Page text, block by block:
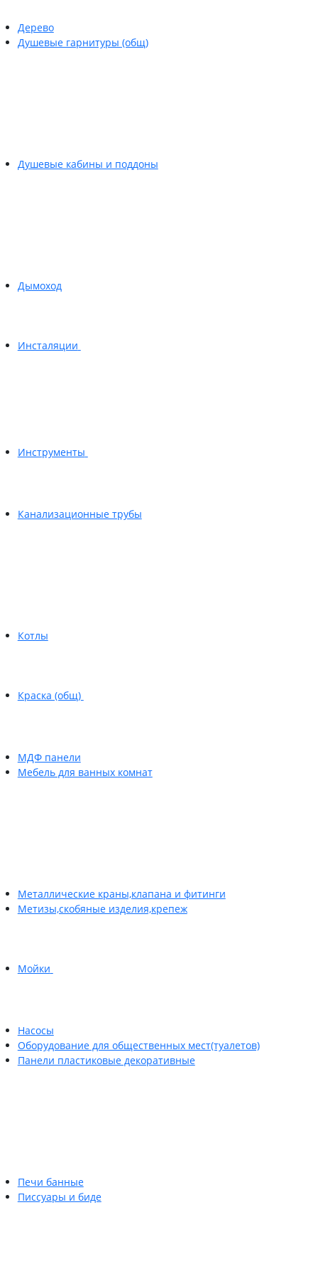
Дерево
Душевые гарнитуры (общ)
Душевые кабины и поддоны
Дымоход
Инсталяции
Инструменты
Канализационные трубы
Котлы
Краска (общ)
МДФ панели
Мебель для ванных комнат
Металлические краны,клапана и фитинги
Метизы,скобяные изделия,крепеж
Мойки
Насосы
Оборудование для общественных мест(туалетов)
Панели пластиковые декоративные
Печи банные
Писсуары и биде